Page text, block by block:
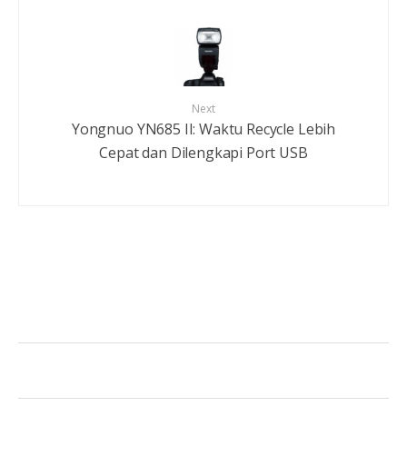
Next
Yongnuo YN685 II: Waktu Recycle Lebih
Cepat dan Dilengkapi Port USB